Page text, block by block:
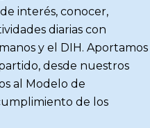
interés, conocer,
diarias con
y el DIH. Aportamos
desde nuestros
al Modelo de
de los